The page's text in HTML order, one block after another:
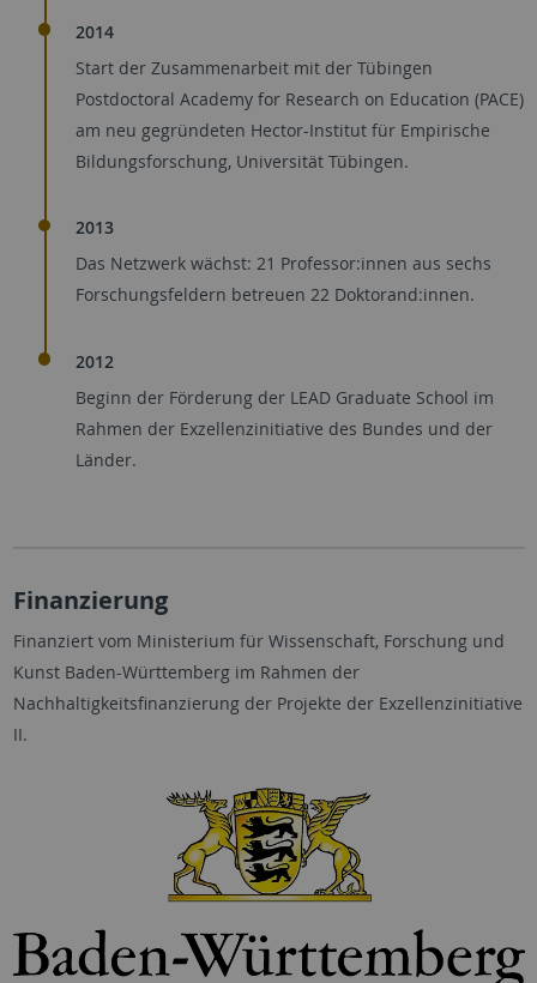
2014
Start der Zusammenarbeit mit der Tübingen
Postdoctoral Academy for Research on Education (PACE)
am neu gegründeten Hector-Institut für Empirische
Bildungsforschung, Universität Tübingen.
2013
Das Netzwerk wächst: 21 Professor:innen aus sechs
Forschungsfeldern betreuen 22 Doktorand:innen.
2012
Beginn der Förderung der LEAD Graduate School im
Rahmen der Exzellenzinitiative des Bundes und der
Länder.
Finanzierung
Finanziert vom Ministerium für Wissenschaft, Forschung und
Kunst Baden-Württemberg im Rahmen der
Nachhaltigkeitsfinanzierung der Projekte der Exzellenzinitiative
II.